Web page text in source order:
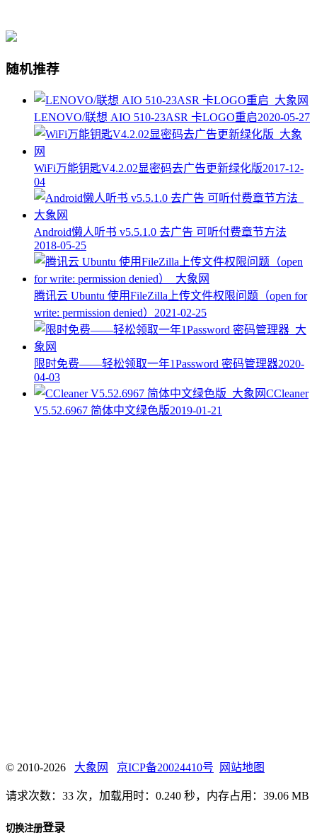
随机推荐
LENOVO/联想 AIO 510-23ASR 卡LOGO重启2020-05-27
WiFi万能钥匙V4.2.02显密码去广告更新绿化版2017-12-
04
Android懒人听书 v5.5.1.0 去广告 可听付费章节方法
2018-05-25
腾讯云 Ubuntu 使用FileZilla上传文件权限问题（open for
write: permission denied） 2021-02-25
限时免费——轻松领取一年1Password 密码管理器2020-
04-03
CCleaner
V5.52.6967 简体中文绿色版2019-01-21
© 2010-2026 大象网 京ICP备20024410号 网站地图
请求次数：33 次，加载用时：0.240 秒，内存占用：39.06 MB
切换注册登录